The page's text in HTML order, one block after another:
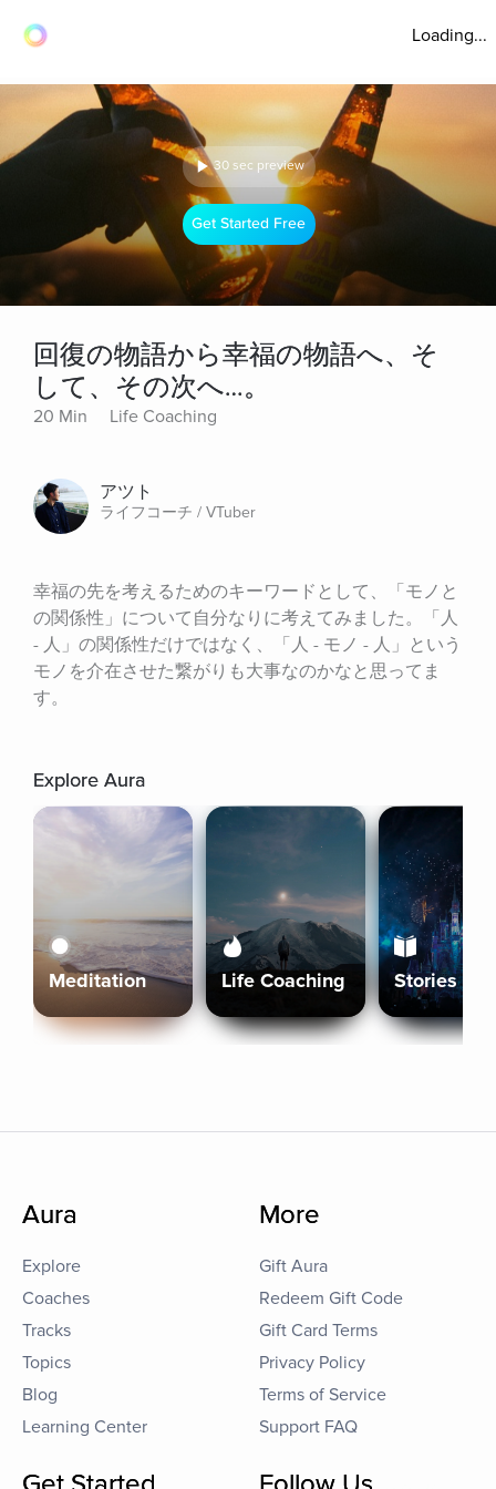
Loading...
30 sec preview
Get Started Free
回復の物語から幸福の物語へ、そ
して、その次へ…。
20 Min Life Coaching
アツト
ライフコーチ / VTuber
幸福の先を考えるためのキーワードとして、「モノと
の関係性」について自分なりに考えてみました。「人
- 人」の関係性だけではなく、「人 - モノ - 人」という
モノを介在させた繋がりも大事なのかなと思ってま
す。
Explore Aura
Meditation Life Coaching Stories
Aura
Explore
Coaches
Tracks
Topics
Blog
Learning Center
More
Gift Aura
Redeem Gift Code
Gift Card Terms
Privacy Policy
Terms of Service
Support FAQ